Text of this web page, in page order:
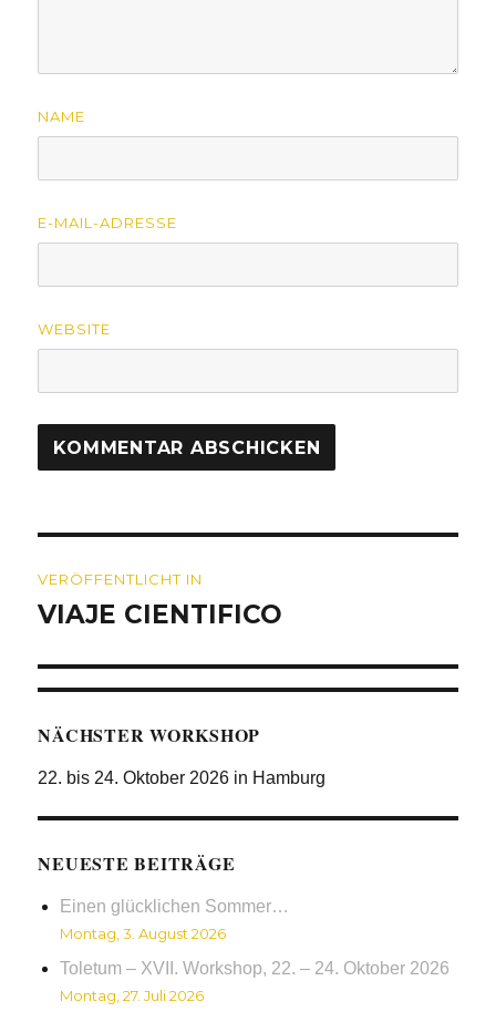
NAME
E-MAIL-ADRESSE
WEBSITE
VERÖFFENTLICHT IN
VIAJE CIENTIFICO
NÄCHSTER WORKSHOP
22. bis 24. Oktober 2026 in Hamburg
NEUESTE BEITRÄGE
Einen glücklichen Sommer…
Montag, 3. August 2026
Toletum – XVII. Workshop, 22. – 24. Oktober 2026
Montag, 27. Juli 2026